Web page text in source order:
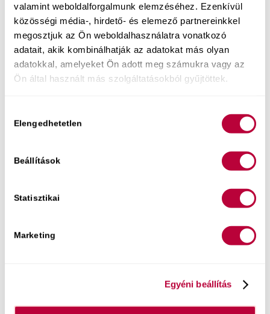
valamint weboldalforgalmunk elemzéséhez. Ezenkívül
közösségi média-, hirdető- és elemező partnereinkkel
megosztjuk az Ön weboldalhasználatra vonatkozó
adatait, akik kombinálhatják az adatokat más olyan
adatokkal, amelyeket Ön adott meg számukra vagy az
Ön által használt más szolgáltatásokból gyűjtöttek.
kiválasztása
Elengedhetetlen
Beállítások
Statisztikai
Marketing
Egyéni beállítás
Közelgő eseményeim:
Augusztus 6. Szex-újraindító est
Élő online előadáson segítek neked a
mindennapokba visszahozni az intimitást és
megoldási stratégiákat adok a te egyedi
Jegyek itt kaphatók.